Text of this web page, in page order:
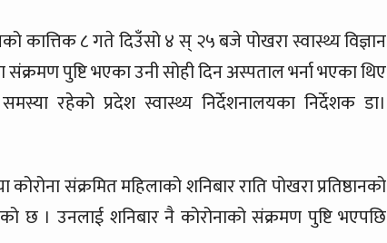
कात्तिक ८ गते दिउँसो ४ स् २५ बजे पोखरा स्वास्थ्य विज्ञान
संक्रमण पुष्टि भएका उनी सोही दिन अस्पताल भर्ना भएका थिए
रहेको प्रदेश स्वास्थ्य निर्देशनालयका निर्देशक डा।
संक्रमित महिलाको शनिबार राति पोखरा प्रतिष्ठानको
छ । उनलाई शनिबार नै कोरोनाको संक्रमण पुष्टि भएपछि